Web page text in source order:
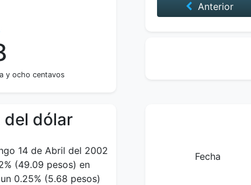
y ocho centavos
Anterior
del dólar
14 de Abril del 2002
(49.09 pesos) en
0.25% (5.68 pesos)
Fecha